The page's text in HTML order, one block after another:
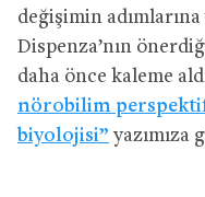
değişimin
Dispenza’nın
daha önce kaleme
nörobilim
biyolojisi” yazımıza